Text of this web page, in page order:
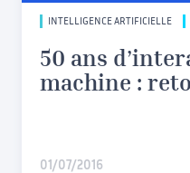
INTELLIGENCE ARTIFICIELLE
50 ans
machine :
01/07/2016